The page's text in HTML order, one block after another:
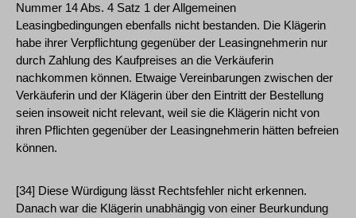
Nummer 14 Abs. 4 Satz 1 der Allgemeinen
Leasingbedingungen ebenfalls nicht bestanden. Die Klägerin
habe ihrer Verpflichtung gegenüber der Leasingnehmerin nur
durch Zahlung des Kaufpreises an die Verkäuferin
nachkommen können. Etwaige Vereinbarungen zwischen der
Verkäuferin und der Klägerin über den Eintritt der Bestellung
seien insoweit nicht relevant, weil sie die Klägerin nicht von
ihren Pflichten gegenüber der Leasingnehmerin hätten befreien
können.
[34] Diese Würdigung lässt Rechtsfehler nicht erkennen.
Danach war die Klägerin unabhängig von einer Beurkundung